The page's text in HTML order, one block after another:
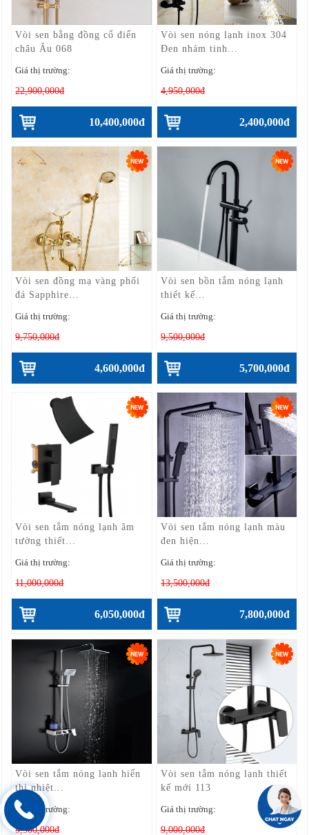
Vòi sen bằng đồng cổ điển
châu Âu 068
Giá thị trường:
22,900,000đ
10,400,000đ
Vòi sen nóng lạnh inox 304
Đen nhám tinh...
Giá thị trường:
4,950,000đ
2,400,000đ
Vòi sen đồng mạ vàng phối
đá Sapphire...
Giá thị trường:
9,750,000đ
4,600,000đ
Vòi sen bồn tắm nóng lạnh
thiết kế...
Giá thị trường:
9,500,000đ
5,700,000đ
Vòi sen tắm nóng lạnh âm
tường thiết...
Giá thị trường:
11,000,000đ
6,050,000đ
Vòi sen tắm nóng lạnh màu
đen hiện...
Giá thị trường:
13,500,000đ
7,800,000đ
Vòi sen tắm nóng lạnh hiển
thị nhiệt...
Giá thị trường:
9,500,000đ
Vòi sen tắm nóng lạnh thiết
kế mới 113
Giá thị trường:
9,000,000đ